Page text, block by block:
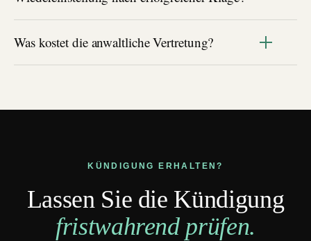
Was kostet die anwaltliche Vertretung?
KÜNDIGUNG ERHALTEN?
Lassen Sie die Kündigung
fristwahrend prüfen.